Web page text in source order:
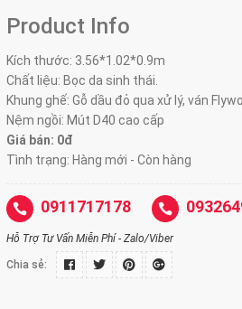
Product Info
Kích thước: 3.56*1.02*0.9m
Chất liệu: Bọc da sinh thái.
Khung ghế: Gỗ dầu đỏ qua xử lý, ván
Nệm ngồi: Mút D40 cao cấp
Giá bán: 0đ
Tình trạng: Hàng mới - Còn hàng
0911717178
Hỗ Trợ Tư Vấn Miễn Phí - Zalo/Viber
Chia sẻ: